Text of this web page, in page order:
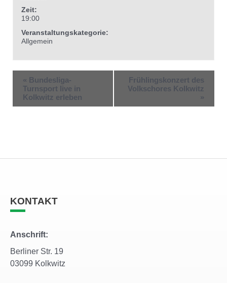
Zeit:
19:00
Veranstaltungskategorie:
Allgemein
« Bundesliga-
Turnsport live in
Kolkwitz erleben
Frühlingskonzert des
Volkschores Kolkwitz
»
KONTAKT
Anschrift:
Berliner Str. 19
03099 Kolkwitz